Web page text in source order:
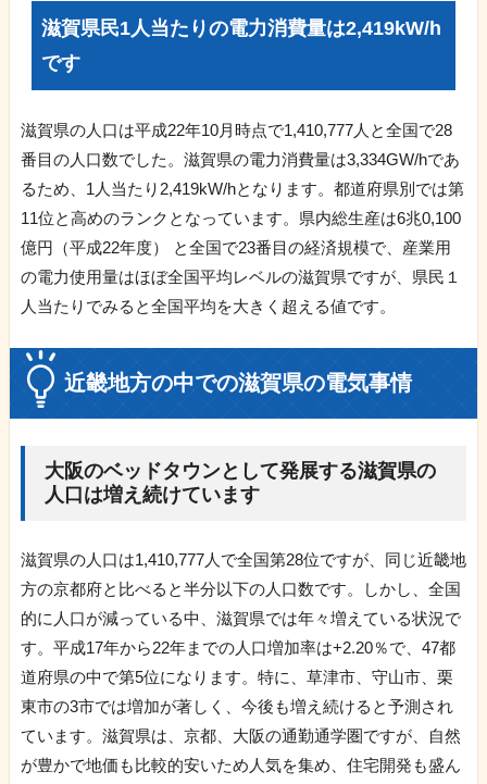
滋賀県民1人当たりの電力消費量は2,419kW/h
です
滋賀県の人口は平成22年10月時点で1,410,777人と全国で28
番目の人口数でした。滋賀県の電力消費量は3,334GW/hであ
るため、1人当たり2,419kW/hとなります。都道府県別では第
11位と高めのランクとなっています。県内総生産は6兆0,100
億円（平成22年度） と全国で23番目の経済規模で、産業用
の電力使用量はほぼ全国平均レベルの滋賀県ですが、県民１
人当たりでみると全国平均を大きく超える値です。
近畿地方の中での滋賀県の電気事情
大阪のベッドタウンとして発展する滋賀県の
人口は増え続けています
滋賀県の人口は1,410,777人で全国第28位ですが、同じ近畿地
方の京都府と比べると半分以下の人口数です。しかし、全国
的に人口が減っている中、滋賀県では年々増えている状況で
す。平成17年から22年までの人口増加率は+2.20％で、47都
道府県の中で第5位になります。特に、草津市、守山市、栗
東市の3市では増加が著しく、今後も増え続けると予測され
ています。滋賀県は、京都、大阪の通勤通学圏ですが、自然
が豊かで地価も比較的安いため人気を集め、住宅開発も盛ん